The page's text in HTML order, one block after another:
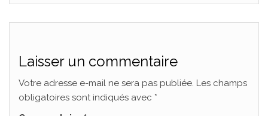
Laisser un commentaire
Votre adresse e-mail ne sera pas publiée. Les champs
obligatoires sont indiqués avec *